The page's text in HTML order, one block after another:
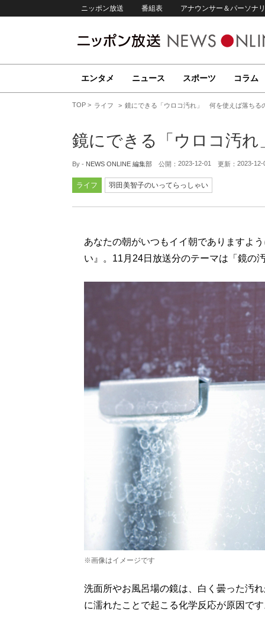
ニッポン放送 番組表 アナウンサー＆パーソナ
エンタメ ニュース スポーツ コラム
TOP ライフ 鏡にできる「ウロコ汚れ」 何を使えば落ちる
鏡にできる「ウロコ汚
By - NEWS ONLINE 編集部 公開： 2023-12-01 更新： 2023-12-
ライフ 羽田美智子のいってらっしゃい
あなたの朝がいつもイイ朝でありますよ
い』。11月24日放送分のテーマは「鏡の
※画像はイメージです
洗面所やお風呂場の鏡は、白く曇った汚
に濡れたことで起こる化学反応が原因で